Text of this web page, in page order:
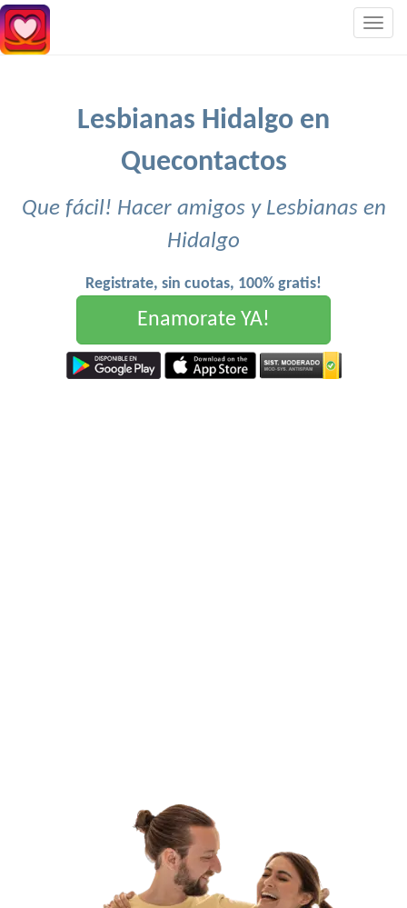
Lesbianas Hidalgo en
Quecontactos
Que fácil! Hacer amigos y Lesbianas en
Hidalgo
Registrate, sin cuotas, 100% gratis!
Enamorate YA!